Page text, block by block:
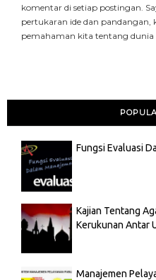
komentar di setiap postingan.
pertukaran ide dan pandangan,
pemahaman kita tentang dunia
Fungsi Evaluasi
Kajian Tentang
Kerukunan Antar
Manajemen